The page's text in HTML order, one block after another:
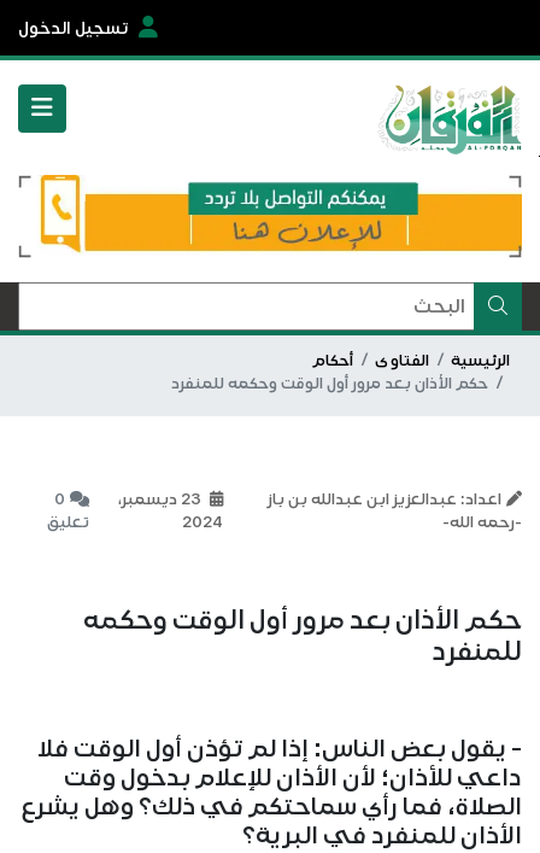
تسجيل الدخول
الرئيسية الفتاوى
أحكام
حكم الأذان بعد مرور أول الوقت وحكمه للمنفرد
اعداد: عبدالعزيز ابن عبدالله بن باز
-رحمه الله-
23 ديسمبر،
2024
0
تعليق
حكم الأذان بعد مرور أول الوقت وحكمه
للمنفرد
- يقول بعض الناس: إذا لم تؤذن أول الوقت فلا
داعي للأذان؛ لأن الأذان للإعلام بدخول وقت
الصلاة، فما رأي سماحتكم في ذلك؟ وهل يشرع
الأذان للمنفرد في البرية؟